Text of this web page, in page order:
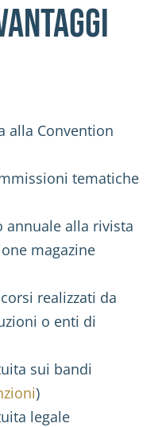
alla Convention
tematiche
alla rivista
magazine
realizzati da
o enti di
sui bandi
)
legale